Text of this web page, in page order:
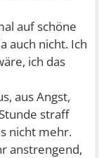
auf schöne
auch nicht. Ich
ich das
aus Angst,
straff
nicht mehr.
anstrengend,